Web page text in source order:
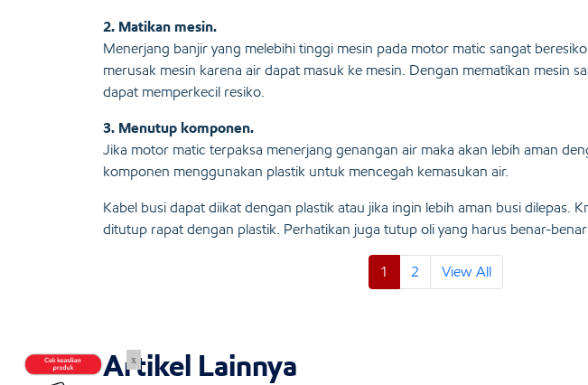
2. Matikan mesin.
Menerjang banjir yang melebihi tinggi mesin pada motor matic sangat
merusak mesin karena air dapat masuk ke mesin. Dengan mematikan mesin
dapat memperkecil resiko.
3. Menutup komponen.
Jika motor matic terpaksa menerjang genangan air maka akan lebih aman
komponen menggunakan plastik untuk mencegah kemasukan air.
Kabel busi dapat diikat dengan plastik atau jika ingin lebih aman busi dilepas.
ditutup rapat dengan plastik. Perhatikan juga tutup oli yang harus benar-
1 2 View All
Artikel Lainnya
x